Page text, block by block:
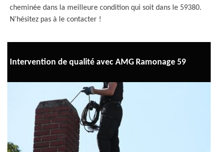
cheminée dans la meilleure condition qui soit dans le 59380.
N’hésitez pas à le contacter !
Intervention de qualité avec AMG Ramonage 59